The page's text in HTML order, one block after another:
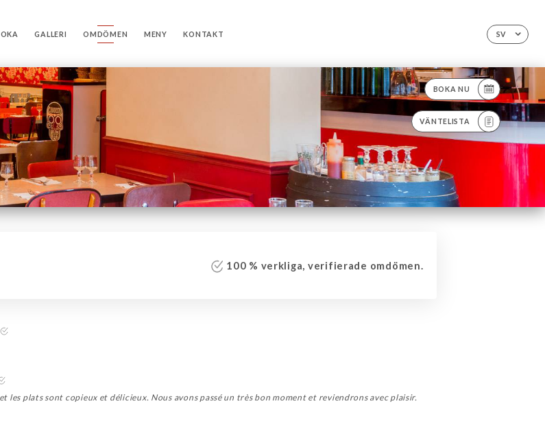
SV
GALLERI OMDÖMEN MENY KONTAKT
BOKA NU
VÄNTELISTA
100 % verkliga, verifierade omdömen.
les plats sont copieux et délicieux. Nous avons passé un très bon moment et reviendrons avec plaisir.